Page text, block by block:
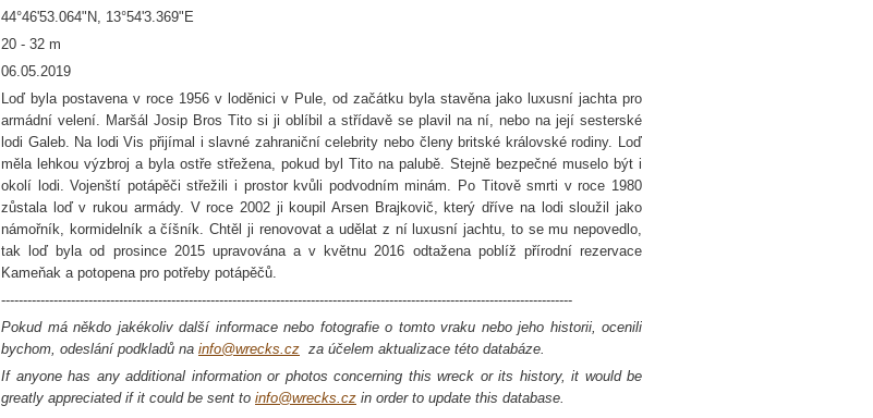
44°46'53.064"N, 13°54'3.369"E
20 - 32 m
06.05.2019
Loď byla postavena v roce 1956 v loděnici v Pule, od začátku byla stavěna jako luxusní jachta pro
armádní velení. Maršál Josip Bros Tito si ji oblíbil a střídavě se plavil na ní, nebo na její sesterské
lodi Galeb. Na lodi Vis přijímal i slavné zahraniční celebrity nebo členy britské královské rodiny. Loď
měla lehkou výzbroj a byla ostře střežena, pokud byl Tito na palubě. Stejně bezpečné muselo být i
okolí lodi. Vojenští potápěči střežili i prostor kvůli podvodním minám. Po Titově smrti v roce 1980
zůstala loď v rukou armády. V roce 2002 ji koupil Arsen Brajkovič, který dříve na lodi sloužil jako
námořník, kormidelník a číšník. Chtěl ji renovovat a udělat z ní luxusní jachtu, to se mu nepovedlo,
tak loď byla od prosince 2015 upravována a v květnu 2016 odtažena poblíž přírodní rezervace
Kameňak a potopena pro potřeby potápěčů.
-----------------------------------------------------------------------------------------------------------------------------------
Pokud má někdo jakékoliv další informace nebo fotografie o tomto vraku nebo jeho historii, ocenili
bychom, odeslání podkladů na info@wrecks.cz za účelem aktualizace této databáze.
If anyone has any additional information or photos concerning this wreck or its history, it would be
greatly appreciated if it could be sent to info@wrecks.cz in order to update this database.